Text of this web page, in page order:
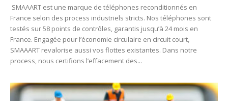
SMAAART est une marque de téléphones reconditionnés en
France selon des process industriels stricts. Nos téléphones sont
testés sur 58 points de contrôles, garantis jusqu’à 24 mois en
France. Engagée pour l’économie circulaire en circuit court,
SMAAART revalorise aussi vos flottes existantes. Dans notre
process, nous certifions l’effacement des...